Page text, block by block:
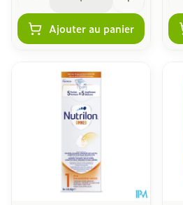
Ajouter au panier